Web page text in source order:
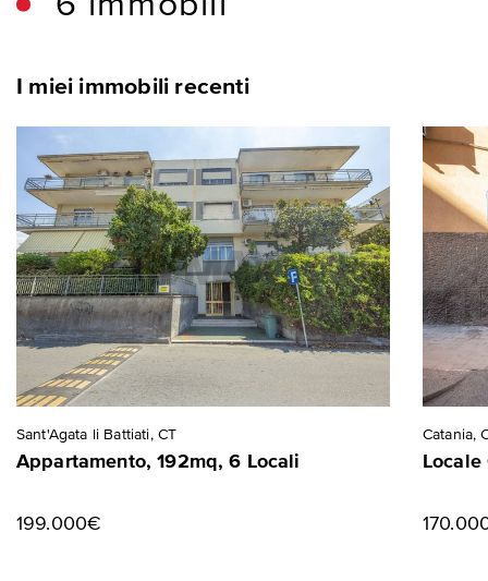
I miei immobili recenti
Sant'Agata li Battiati, CT
Appartamento, 192mq, 6 Locali
199.000€
Catania,